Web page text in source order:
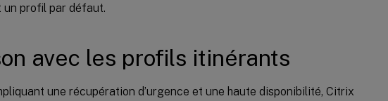
profil par défaut.
avec les profils itinérants
une récupération d’urgence et une haute disponibilité, Citrix